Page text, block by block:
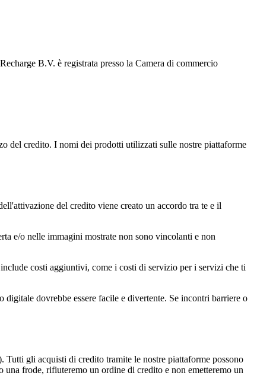
B.V. è registrata presso la Camera di commercio
del credito. I nomi dei prodotti utilizzati sulle nostre piattaforme
del credito viene creato un accordo tra te e il
e/o nelle immagini mostrate non sono vincolanti e non
costi aggiuntivi, come i costi di servizio per i servizi che ti
dovrebbe essere facile e divertente. Se incontri barriere o
gli acquisti di credito tramite le nostre piattaforme possono
frode, rifiuteremo un ordine di credito e non emetteremo un